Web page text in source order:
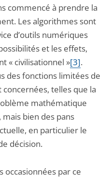
commencé à prendre la
Les algorithmes sont
d’outils numériques
et les effets,
« civilisationnel »[3].
des fonctions limitées de
concernées, telles que la
mathématique
bien des pans
en particulier le
décision.
par ce